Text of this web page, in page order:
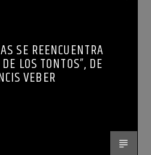
SE REENCUENTRA
LOS TONTOS”, DE
VEBER